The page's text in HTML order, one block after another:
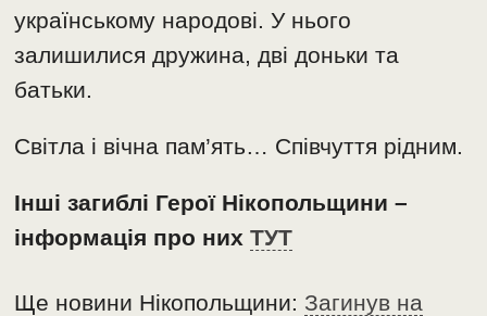
українському народові. У нього
залишилися дружина, дві доньки та
батьки.
Світла і вічна пам’ять… Співчуття рідним.
Інші загиблі Герої Нікопольщини –
інформація про нихТУТ
Ще новини Нікопольщини: Загинув на